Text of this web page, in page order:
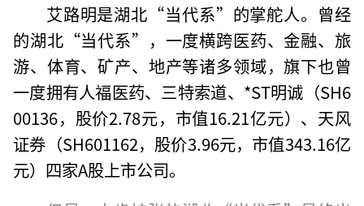
艾路明是湖北“当代系”的掌舵人。曾经
的湖北“当代系”，一度横跨医药、金融、旅
游、体育、矿产、地产等诸多领域，旗下也曾
一度拥有人福医药、三特索道、*ST明诚（SH6
00136，股价2.78元，市值16.21亿元）、天风
证券（SH601162，股价3.96元，市值343.16亿
元）四家A股上市公司。